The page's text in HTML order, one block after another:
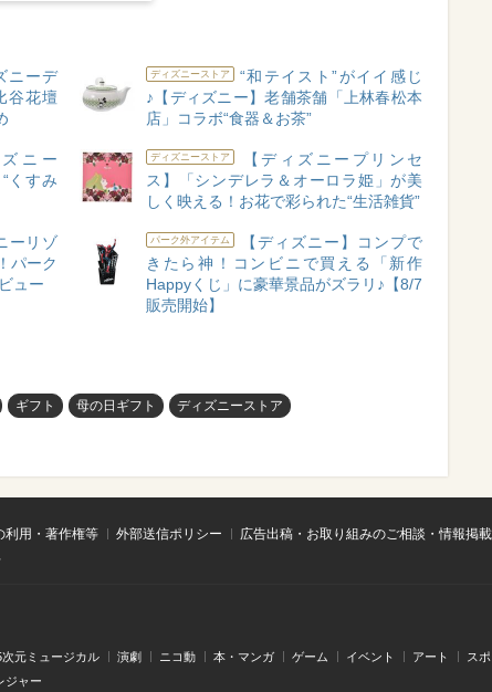
ニーデ
谷花壇
ディズニーストア
“和テイスト”がイイ感じ
♪【ディズニー】老舗茶舗「上林春松本
店」コラボ“食器＆お茶”
ニー
くすみ
ディズニーストア
【ディズニープリンセ
ス】「シンデレラ＆オーロラ姫」が美
しく映える！お花で彩られた“生活雑貨”
ーリゾ
パーク
ュー
パーク外アイテム
【ディズニー】コンプで
きたら神！コンビニで買える「新作
Happyくじ」に豪華景品がズラリ♪【8/7
販売開始】
ギフト 母の日ギフト ディズニーストア
利用・著作権等 外部送信ポリシー
広告出稿・お取り組みのご相談・情報掲
次元ミュージカル 演劇 ニコ動 本・マンガ ゲーム イベント アート ス
ジャー